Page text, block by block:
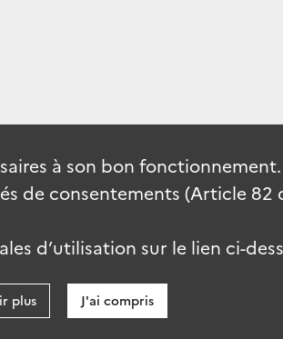
à son bon
de consentements (Article
d’utilisation sur le lien ci-
plus J'ai compris